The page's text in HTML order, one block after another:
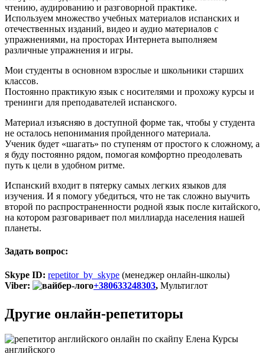
чтению, аудированию и разговорной практике.
Используем множество учебных материалов испанских и
отечественных изданий, видео и аудио материалов с
упражнениями, на просторах Интернета выполняем
различные упражнения и игры.
Мои студенты в основном взрослые и школьники старших
классов.
Постоянно практикую язык с носителями и прохожу курсы и
тренинги для преподавателей испанского.
Материал изъясняю в доступной форме так, чтобы у студента
не осталось непонимания пройденного материала.
Ученик будет «шагать» по ступеням от простого к сложному, а
я буду постоянно рядом, помогая комфортно преодолевать
путь к цели в удобном ритме.
Испанский входит в пятерку самых легких языков для
изучения. И я помогу убедиться, что не так сложно выучить
второй по распространенности родной язык после китайского,
на котором разговаривает пол миллиарда населения нашей
планеты.
Задать вопрос:
Skype ID: repetitor_by_skype (менеджер онлайн-школы)
Viber:
+380633248303, Мультиглот
Другие онлайн-репетиторы